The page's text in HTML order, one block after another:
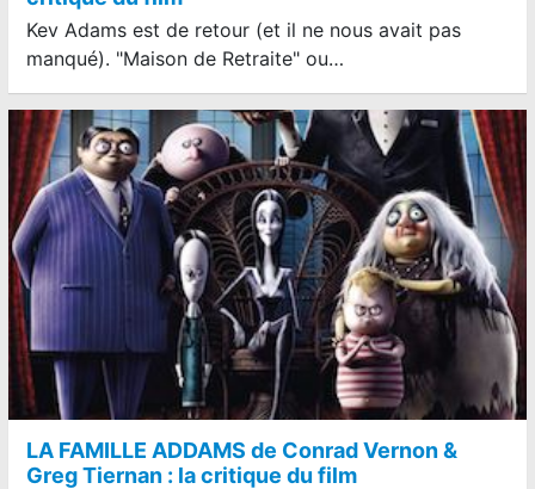
Kev Adams est de retour (et il ne nous avait pas
manqué). "Maison de Retraite" ou…
LA FAMILLE ADDAMS de Conrad Vernon &
Greg Tiernan : la critique du film